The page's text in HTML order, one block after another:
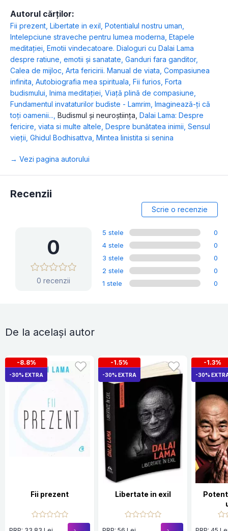
Autorul cărților:
Fii prezent Libertate in exil Potentialul nostru uman
Intelepciune straveche pentru lumea moderna Etapele
meditației Emotii vindecatoare. Dialoguri cu Dalai Lama
despre ratiune, emotii şi sanatate Ganduri fara ganditor,
Calea de mijloc Arta fericirii. Manual de viata Compasiunea
infinita Autobiografia mea spirituala Fii furios Forta
budismului Inima meditației Viață plină de compasiune
Fundamentul invataturilor budiste - Lamrim Imaginează-ți că
toți oamenii... Budismul și neuroștiința Dalai Lama: Despre
fericire, viata si multe altele Despre bunătatea inimii Sensul
vieții Ghidul Bodhisattva Mintea linistita si senina
→ Vezi pagina autorului
Recenzii
Scrie o recenzie
0
0 recenzii
5 stele
0
4 stele
0
3 stele
0
2 stele
0
1 stele
0
De la același autor
-8.8%
-30% EXTRA
Fii prezent
-1.5%
-30% EXTRA
Libertate in exil
-1.3%
-30%